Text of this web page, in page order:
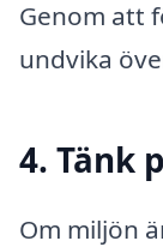
Genom att
undvika
4. Tänk
Om miljön